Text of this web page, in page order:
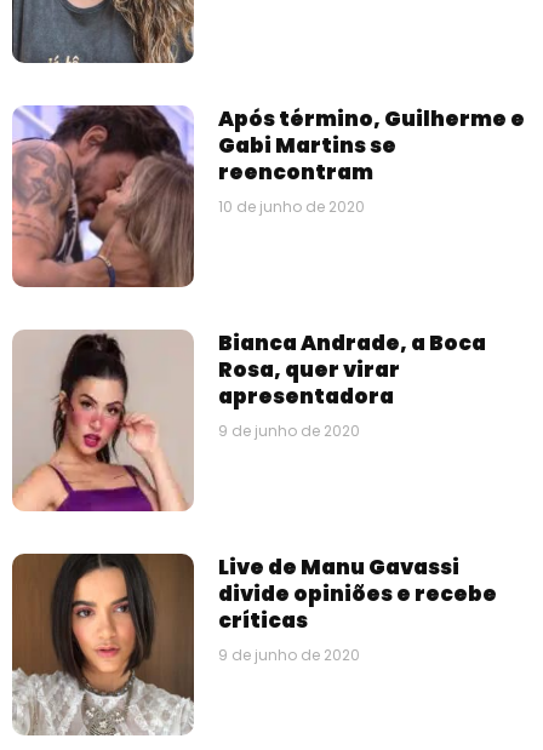
Após término, Guilherme e
Gabi Martins se
reencontram
10 de junho de 2020
Bianca Andrade, a Boca
Rosa, quer virar
apresentadora
9 de junho de 2020
Live de Manu Gavassi
divide opiniões e recebe
críticas
9 de junho de 2020